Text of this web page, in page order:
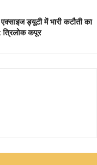
ड्यूटी में भारी कटौती का
: त्रिलोक कपूर